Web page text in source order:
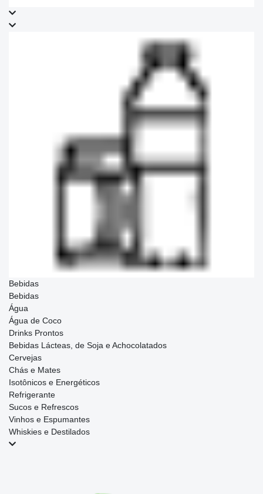
Bebidas
Bebidas
Água
Água de Coco
Drinks Prontos
Bebidas Lácteas, de Soja e Achocolatados
Cervejas
Chás e Mates
Isotônicos e Energéticos
Refrigerante
Sucos e Refrescos
Vinhos e Espumantes
Whiskies e Destilados